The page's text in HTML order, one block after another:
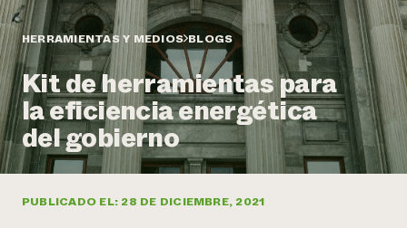
Informes anuales y financieros
Historias de impacto
Informe de
impacto 2024
LEER EL INFORME
Latinos en la agricultura
Sistemas alimentarios locales
Agricultura urbana
Las mujeres en la agricultura
Evento anual de reciclaje de productos electrónicos
Blog
Podcasts
Publicaciones
Cursos cortos
Vídeos
Asociaciones empresariales
Donar
Donaciones planificadas
Boletín
Consultas de los medios de comunicación
HERRAMIENTAS Y MEDIOS BLOGS
Kit de herramientas para
la eficiencia energética
del gobierno
PUBLICADO EL: 28 DE DICIEMBRE, 2021